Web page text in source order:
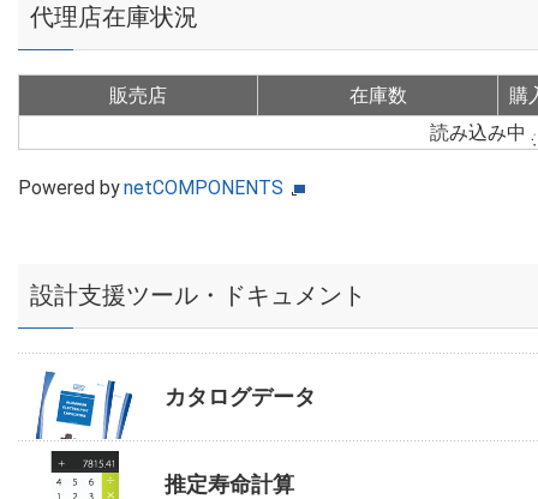
代理店在庫状況
販売店 在庫数
購
読み込み中
Powered bynetCOMPONENTS
設計支援ツール・ドキュメント
カタログデータ
推定寿命計算